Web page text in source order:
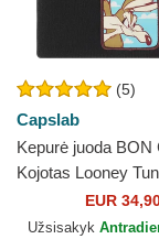
(5)
Capslab
Kepurė juoda BON
Kojotas Looney
EUR
Užsisakyk